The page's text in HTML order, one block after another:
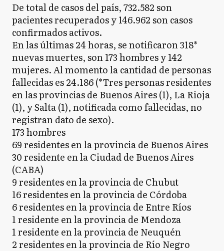
De total de casos del país, 732.582 son
pacientes recuperados y 146.962 son casos
confirmados activos.
En las últimas 24 horas, se notificaron 318*
nuevas muertes, son 173 hombres y 142
mujeres. Al momento la cantidad de personas
fallecidas es 24.186 (*Tres personas residentes
en las provincias de Buenos Aires (1), La Rioja
(1), y Salta (1), notificada como fallecidas, no
registran dato de sexo).
173 hombres
69 residentes en la provincia de Buenos Aires
30 residente en la Ciudad de Buenos Aires
(CABA)
9 residentes en la provincia de Chubut
16 residentes en la provincia de Córdoba
6 residentes en la provincia de Entre Ríos
1 residente en la provincia de Mendoza
1 residente en la provincia de Neuquén
2 residentes en la provincia de Río Negro